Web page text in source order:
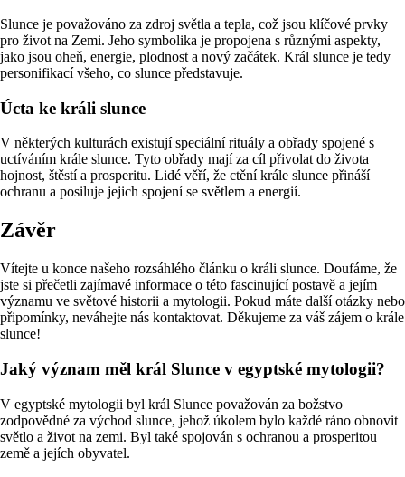
Slunce je považováno za zdroj světla a tepla, což jsou klíčové prvky
pro život na Zemi. Jeho symbolika je propojena s různými aspekty,
jako jsou oheň, energie, plodnost a nový začátek. Král slunce je tedy
personifikací všeho, co slunce představuje.
Úcta ke králi slunce
V některých kulturách existují speciální rituály a obřady spojené s
uctíváním krále slunce. Tyto obřady mají za cíl přivolat do života
hojnost, štěstí a prosperitu. Lidé věří, že ctění krále slunce přináší
ochranu a posiluje jejich spojení se světlem a energií.
Závěr
Vítejte u konce našeho rozsáhlého článku o králi slunce. Doufáme, že
jste si přečetli zajímavé informace o této fascinující postavě a jejím
významu ve světové historii a mytologii. Pokud máte další otázky nebo
připomínky, neváhejte nás kontaktovat. Děkujeme za váš zájem o krále
slunce!
Jaký význam měl král Slunce v egyptské mytologii?
V egyptské mytologii byl král Slunce považován za božstvo
zodpovědné za východ slunce, jehož úkolem bylo každé ráno obnovit
světlo a život na zemi. Byl také spojován s ochranou a prosperitou
země a jejích obyvatel.